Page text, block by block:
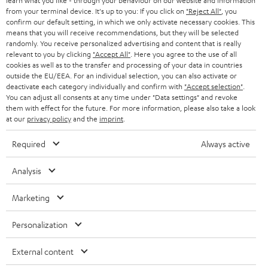
g
STEREO
SMART HOME
BLUETOOTH-LAUTSPRECHER
KOPFHÖRER
BLUETOOTH-KOPFHÖRER
LAUTSPRECHER
ULTIMA-SERIE
IN-EAR-KOPFHÖRER
FANSHOP
NEUHEITEN
PRESSE & MARKETING
GESCHÄFTSKUNDEN
PARTNERPROGRAMM
BLOG
NEWSLETTER
STORES
DEINE VORTEILE BEI TEUFEL
TEUFEL STORY
UNSER MANAGEMENT
ÖSTERREICH
SCHWEIZ
NIEDERLANDE
BELGIEN
POLEN
ITALIEN
Technische Änderungen, Tippfehler und Irrtum vorbehalten. Das auf unseren
Fotos abgebildete Zubehör ist nicht im Lieferumfang enthalten. Etwaige
from your terminal device. It's up to you: If you click on "Reject All" , you
confirm our default setting, in which we only activate necessary cookies. This
means that you will receive recommendations, but they will be selected
randomly. You receive personalized advertising and content that is really
relevant to you by clicking "Accept All" . Here you agree to the use of all
cookies as well as to the transfer and processing of your data in countries
outside the EU/EEA. For an individual selection, you can also activate or
deactivate each category individually and confirm with "Accept selection"
You can adjust all consents at any time under "Data settings" and revoke
them with effect for the future. For more information, please also take a look
at our privacy policyand the imprint
Required Always active
Analysis
Marketing
Personalization
External content